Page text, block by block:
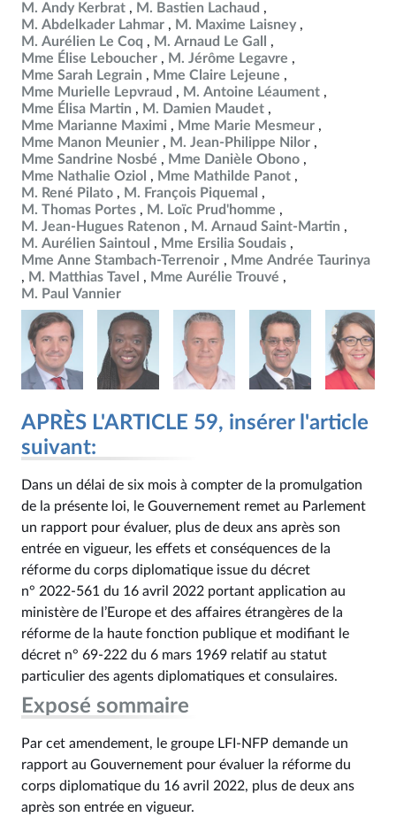
M. Andy Kerbrat
M. Bastien Lachaud
M. Abdelkader Lahmar
M. Maxime Laisney
M. Aurélien Le Coq
M. Arnaud Le Gall
Mme Élise Leboucher
M. Jérôme Legavre
Mme Sarah Legrain
Mme Claire Lejeune
Mme Murielle Lepvraud
M. Antoine Léaument
Mme Élisa Martin
M. Damien Maudet
Mme Marianne Maximi
Mme Marie Mesmeur
Mme Manon Meunier
M. Jean-Philippe Nilor
Mme Sandrine Nosbé
Mme Danièle Obono
Mme Nathalie Oziol
Mme Mathilde Panot
M. René Pilato
M. François Piquemal
M. Thomas Portes
M. Loïc Prud'homme
M. Jean-Hugues Ratenon
M. Arnaud Saint-Martin
M. Aurélien Saintoul
Mme Ersilia Soudais
Mme Anne Stambach-Terrenoir
Mme Andrée Taurinya
M. Matthias Tavel
Mme Aurélie Trouvé
M. Paul Vannier
APRÈS L'ARTICLE 59, insérer l'article
suivant:
Dans un délai de six mois à compter de la promulgation
de la présente loi, le Gouvernement remet au Parlement
un rapport pour évaluer, plus de deux ans après son
entrée en vigueur, les effets et conséquences de la
réforme du corps diplomatique issue du décret
n° 2022‑561 du 16 avril 2022 portant application au
ministère de l’Europe et des affaires étrangères de la
réforme de la haute fonction publique et modifiant le
décret n° 69‑222 du 6 mars 1969 relatif au statut
particulier des agents diplomatiques et consulaires.
Exposé sommaire
Par cet amendement, le groupe LFI-NFP demande un
rapport au Gouvernement pour évaluer la réforme du
corps diplomatique du 16 avril 2022, plus de deux ans
après son entrée en vigueur.